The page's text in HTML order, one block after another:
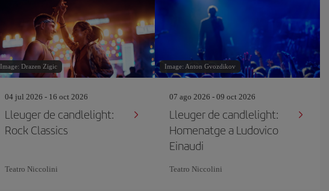
Image: Drazen Zigic
04 jul 2026 - 16 oct 2026
Lleuger de candlelight:
Rock Classics
Teatro Niccolini
Image: Anton Gvozdikov
07 ago 2026 - 09 oct 2026
Lleuger de candlelight:
Homenatge a Ludovico
Einaudi
Teatro Niccolini